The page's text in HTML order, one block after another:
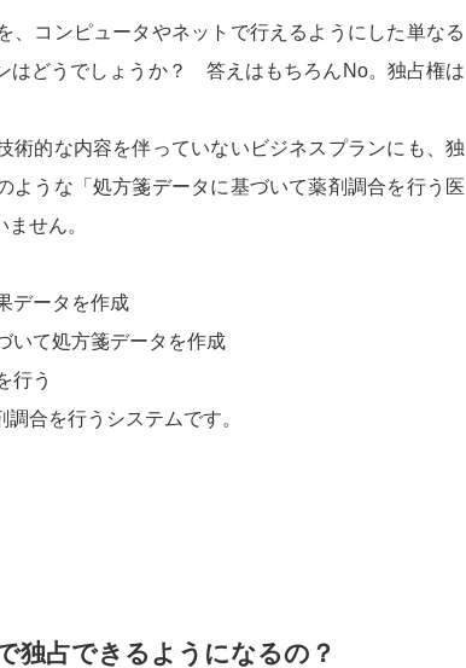
コンピュータやネットで行えるようにした単なる
はどうでしょうか？ 答えはもちろんNo。独占権は
的な内容を伴っていないビジネスプランにも、独
ような「処方箋データに基づいて薬剤調合を行う医
せん。
データを作成
いて処方箋データを作成
行う
合を行うシステムです。
独占できるようになるの？